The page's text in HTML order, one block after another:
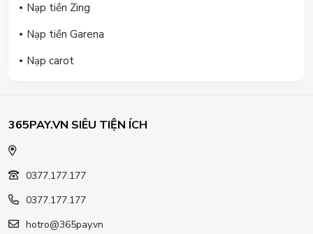
Nạp tiền Zing
Nạp tiền Garena
Nạp carot
365PAY.VN SIÊU TIỆN ÍCH
0377.177.177
0377.177.177
hotro@365pay.vn